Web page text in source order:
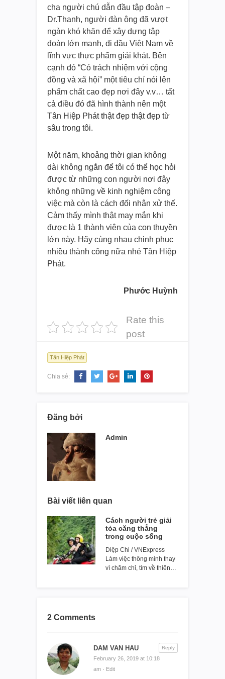
cha người chú dẫn đầu tập đoàn –
Dr.Thanh, người đàn ông đã vượt
ngàn khó khăn để xây dựng tập
đoàn lớn mạnh, đi đầu Việt Nam về
lĩnh vực thực phẩm giải khát. Bên
cạnh đó “Có trách nhiệm với cộng
đồng và xã hội” một tiêu chí nói lên
phẩm chất cao đẹp nơi đây v.v… tất
cả điều đó đã hình thành nên một
Tân Hiệp Phát thật đẹp thật đẹp từ
sâu trong tôi.
Một năm, khoảng thời gian không
dài không ngắn để tôi có thể học hỏi
được từ những con người nơi đây
không những về kinh nghiệm công
việc mà còn là cách đối nhân xử thế.
Cảm thấy mình thật may mắn khi
được là 1 thành viên của con thuyền
lớn này. Hãy cùng nhau chinh phục
nhiều thành công nữa nhé Tân Hiệp
Phát.
Phước Huỳnh
Rate this
post
Tân Hiệp Phát
Chia sẻ:
Đăng bởi
Admin
Bài viết liên quan
Cách người trẻ giải
tỏa căng thẳng
trong cuộc sống
Diệp Chi / VNExpress
Làm việc thông minh thay
vì chăm chỉ, tìm về thiên…
2 Comments
DAM VAN HAU
February 26, 2019 at 10:18
am · Edit
Reply